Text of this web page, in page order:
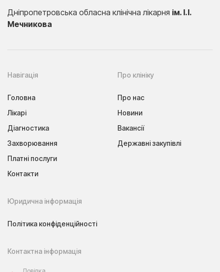
Дніпропетровська обласна клінічна лікарня ім. І.І.
Мечникова
Навігація
Головна
Лікарі
Діагностика
Захворювання
Платні послуги
Контакти
Про клініку
Про нас
Новини
Вакансії
Державні закупівлі
Юридична інформація
Політика конфіденційності
Контактна інформація